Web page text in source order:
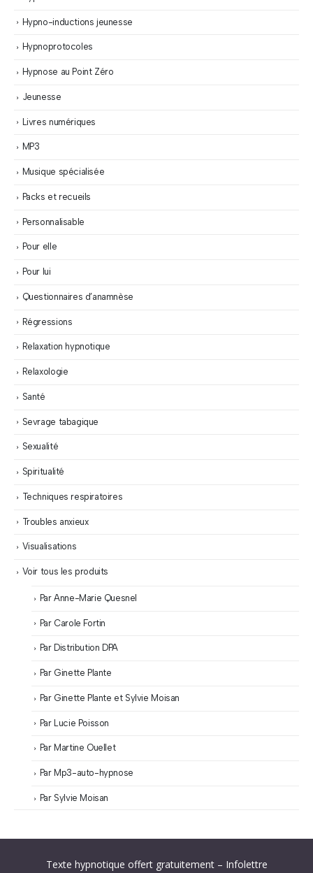
Hypno-inductions jeunesse
Hypnoprotocoles
Hypnose au Point Zéro
Jeunesse
Livres numériques
MP3
Musique spécialisée
Packs et recueils
Personnalisable
Pour elle
Pour lui
Questionnaires d’anamnèse
Régressions
Relaxation hypnotique
Relaxologie
Santé
Sevrage tabagique
Sexualité
Spiritualité
Techniques respiratoires
Troubles anxieux
Visualisations
Voir tous les produits
Par Anne-Marie Quesnel
Par Carole Fortin
Par Distribution DPA
Par Ginette Plante
Par Ginette Plante et Sylvie Moisan
Par Lucie Poisson
Par Martine Ouellet
Par Mp3-auto-hypnose
Par Sylvie Moisan
Texte hypnotique offert gratuitement – Infolettre